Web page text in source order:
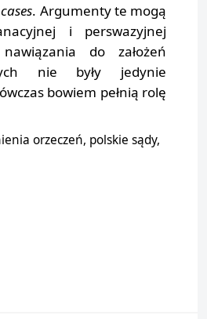
. Argumenty te mogą
i perswazyjnej
do założeń
nie były jedynie
bowiem pełnią rolę
orzeczeń, polskie sądy,